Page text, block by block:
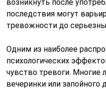
возникнуть после
последствия могут
тревожности до
Одним из наиболее
психологических
чувство тревоги. Многие
вечеринки или